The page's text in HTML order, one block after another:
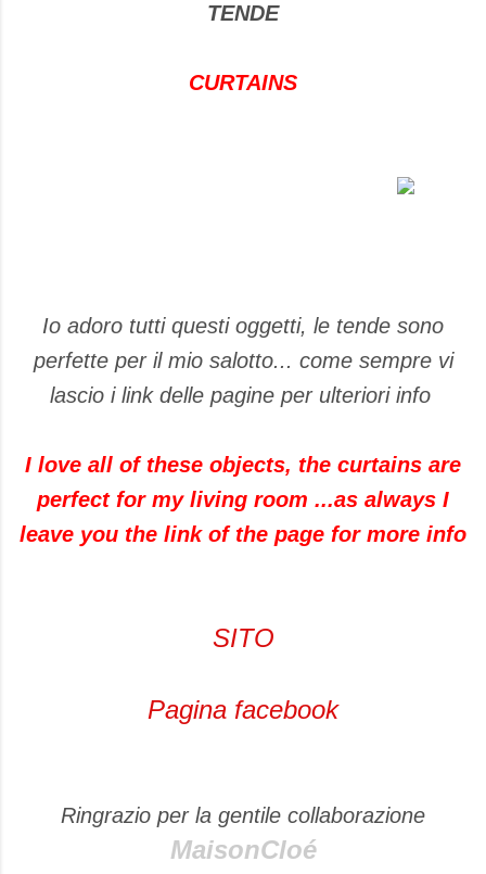
TENDE
CURTAINS
Io adoro tutti questi oggetti, le tende sono
perfette per il mio salotto... come sempre vi
lascio i link delle pagine per ulteriori info
I love all of these objects, the curtains are
perfect for my living room ...as always I
leave you the link of the page for more info
SITO
Pagina facebook
Ringrazio per la gentile collaborazione
MaisonCloé